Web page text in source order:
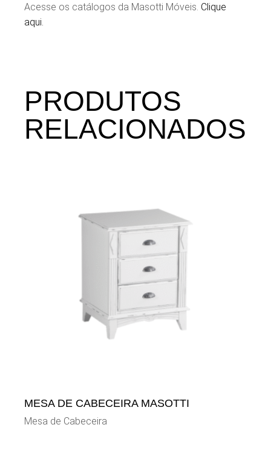
Acesse os catálogos da Masotti Móveis. Clique
aqui.
PRODUTOS
RELACIONADOS
MESA DE CABECEIRA MASOTTI
Mesa de Cabeceira